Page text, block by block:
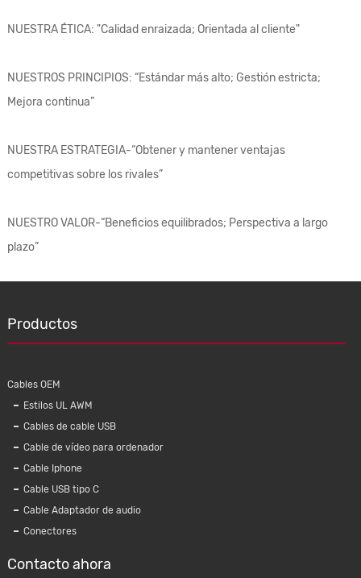
NUESTRA ÉTICA: "Calidad enraizada; Orientada al cliente"
NUESTROS PRINCIPIOS: “Estándar más alto; Gestión estricta;
Mejora continua”
NUESTRA ESTRATEGIA-“Obtener y mantener ventajas
competitivas sobre los rivales”
NUESTRO VALOR-“Beneficios equilibrados; Perspectiva a largo
plazo”
Productos
Cables OEM
Estilos UL AWM
Cables de cable USB
Cable de vídeo para ordenador
Cable Iphone
Cable USB tipo C
Cable Adaptador de audio
Conectores
Contacto ahora